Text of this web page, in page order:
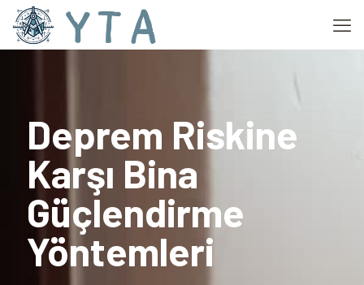
Deprem Riskine
Karşı Bina
Güçlendirme
Yöntemleri